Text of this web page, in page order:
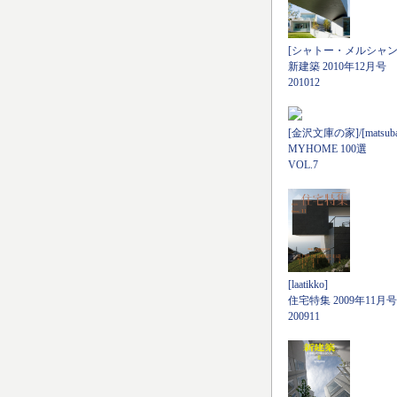
[シャトー・メルシャ
新建築 2010年12月号
201012
[金沢文庫の家]/
MYHOME 100選
VOL.7
[laatikko]
住宅特集 2009年11月号
200911